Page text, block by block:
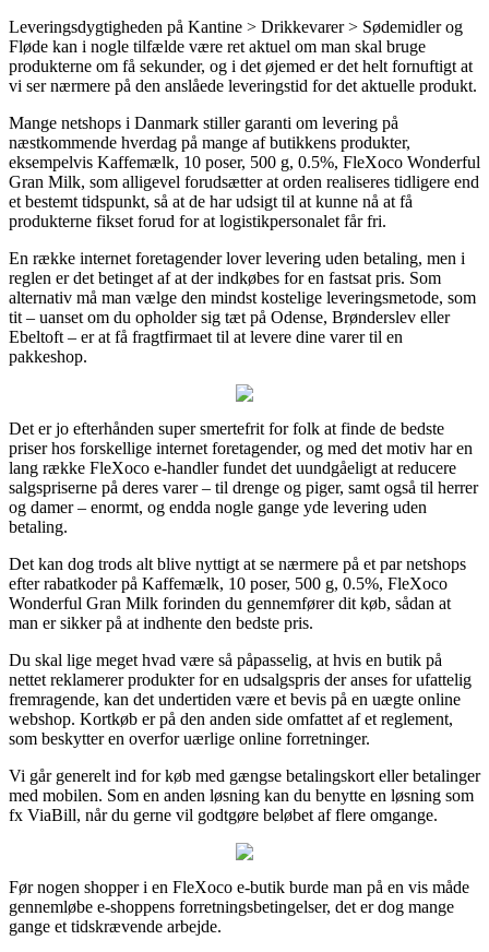
Leveringsdygtigheden på Kantine > Drikkevarer > Sødemidler og
Fløde kan i nogle tilfælde være ret aktuel om man skal bruge
produkterne om få sekunder, og i det øjemed er det helt fornuftigt at
vi ser nærmere på den anslåede leveringstid for det aktuelle produkt.
Mange netshops i Danmark stiller garanti om levering på
næstkommende hverdag på mange af butikkens produkter,
eksempelvis Kaffemælk, 10 poser, 500 g, 0.5%, FleXoco Wonderful
Gran Milk, som alligevel forudsætter at orden realiseres tidligere end
et bestemt tidspunkt, så at de har udsigt til at kunne nå at få
produkterne fikset forud for at logistikpersonalet får fri.
En række internet foretagender lover levering uden betaling, men i
reglen er det betinget af at der indkøbes for en fastsat pris. Som
alternativ må man vælge den mindst kostelige leveringsmetode, som
tit – uanset om du opholder sig tæt på Odense, Brønderslev eller
Ebeltoft – er at få fragtfirmaet til at levere dine varer til en
pakkeshop.
Det er jo efterhånden super smertefrit for folk at finde de bedste
priser hos forskellige internet foretagender, og med det motiv har en
lang række FleXoco e-handler fundet det uundgåeligt at reducere
salgspriserne på deres varer – til drenge og piger, samt også til herrer
og damer – enormt, og endda nogle gange yde levering uden
betaling.
Det kan dog trods alt blive nyttigt at se nærmere på et par netshops
efter rabatkoder på Kaffemælk, 10 poser, 500 g, 0.5%, FleXoco
Wonderful Gran Milk forinden du gennemfører dit køb, sådan at
man er sikker på at indhente den bedste pris.
Du skal lige meget hvad være så påpasselig, at hvis en butik på
nettet reklamerer produkter for en udsalgspris der anses for ufattelig
fremragende, kan det undertiden være et bevis på en uægte online
webshop. Kortkøb er på den anden side omfattet af et reglement,
som beskytter en overfor uærlige online forretninger.
Vi går generelt ind for køb med gængse betalingskort eller betalinger
med mobilen. Som en anden løsning kan du benytte en løsning som
fx ViaBill, når du gerne vil godtgøre beløbet af flere omgange.
Før nogen shopper i en FleXoco e-butik burde man på en vis måde
gennemløbe e-shoppens forretningsbetingelser, det er dog mange
gange et tidskrævende arbejde.